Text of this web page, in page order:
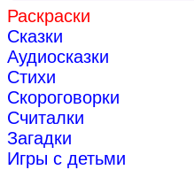
Раскраски
Сказки
Аудиосказки
Стихи
Скороговорки
Считалки
Загадки
Игры с детьми